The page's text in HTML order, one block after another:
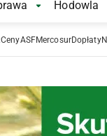
Submenu
Uprawa
Hodowla
CenyASFMercosurDopłaty